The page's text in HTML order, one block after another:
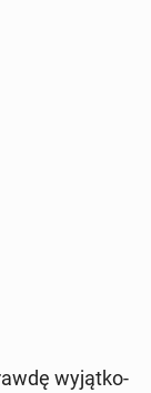
wy­jąt­ko­